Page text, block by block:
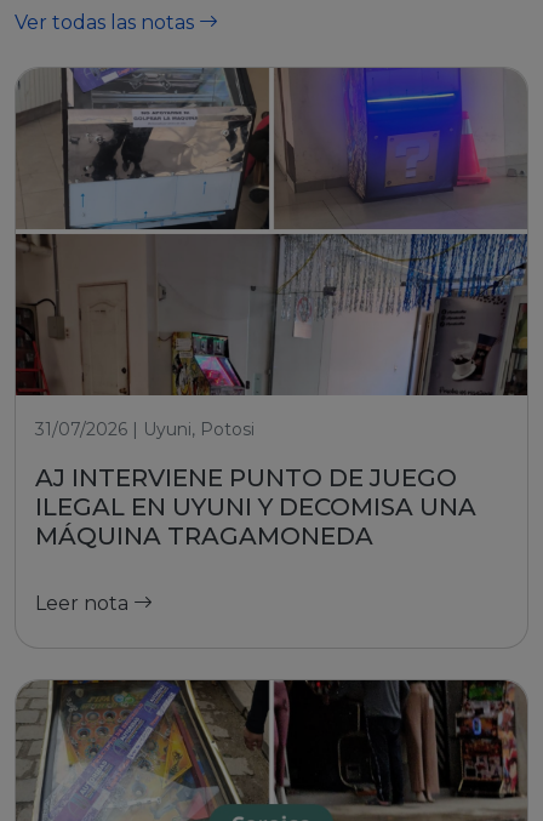
Ver todas las notas
31/07/2026 | Uyuni, Potosi
AJ INTERVIENE PUNTO DE JUEGO
ILEGAL EN UYUNI Y DECOMISA UNA
MÁQUINA TRAGAMONEDA
Leer nota